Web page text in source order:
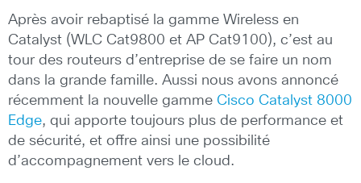
Après avoir rebaptisé la gamme Wireless en
Catalyst (WLC Cat9800 et AP Cat9100), c’est au
tour des routeurs d’entreprise de se faire un nom
dans la grande famille. Aussi nous avons annoncé
récemment la nouvelle gamme Cisco Catalyst 8000
Edge, qui apporte toujours plus de performance et
de sécurité, et offre ainsi une possibilité
d’accompagnement vers le cloud.